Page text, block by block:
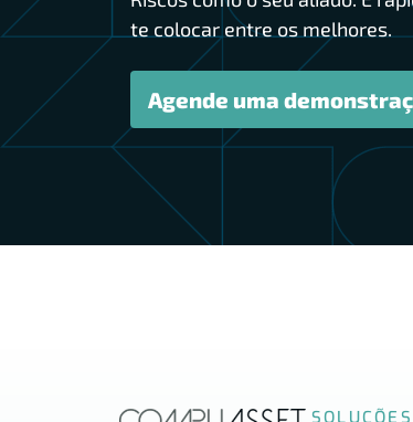
te colocar entre os melhores.
Agende uma
SOLUÇÕES